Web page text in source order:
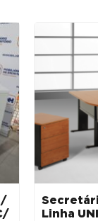
/
Linha